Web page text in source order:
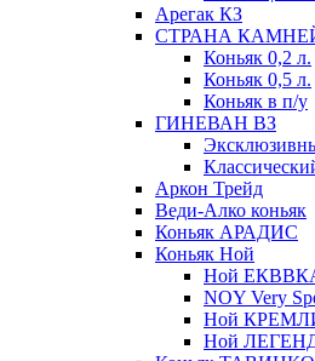
Арегак КЗ
СТРАНА
Коньяк 0,2 л.
Коньяк 0,5 л.
Коньяк в п/у
ГИНЕВАН ВЗ
Аркон Трейд
Веди-Алко коньяк
Коньяк АРАДИС
Коньяк Ной
Ной
NOY Very
Ной
Ной